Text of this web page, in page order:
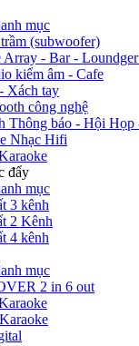
mục
(subwoofer)
- Bar -
kiểm âm - Cafe
Xách tay
công nghệ
Thông báo - Hội
Nhạc Hifi
đẩy
mục
3 kênh
2 Kênh
4 kênh
mục
2 in 6 out